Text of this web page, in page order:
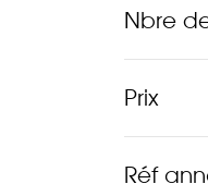
Nbre
Prix
Réf